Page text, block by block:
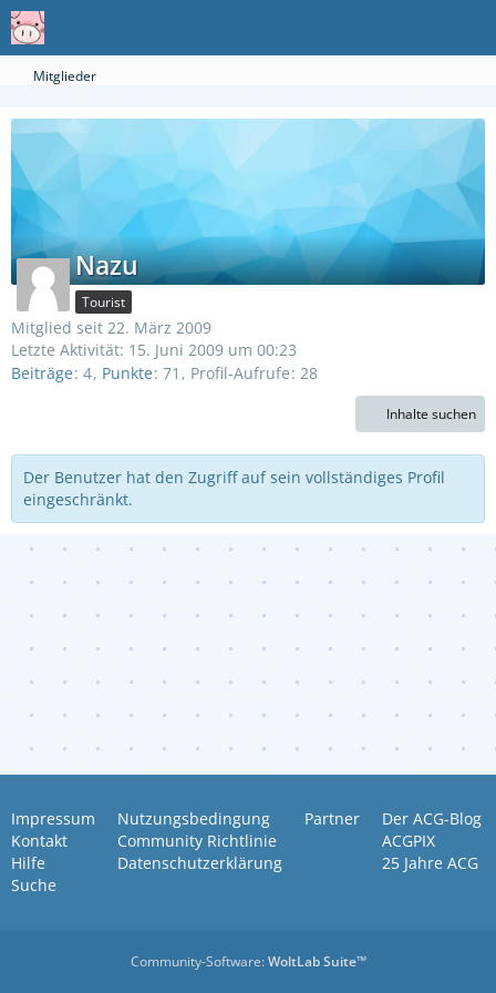
Mitglieder
Nazu
Tourist
Mitglied seit 22. März 2009
Letzte Aktivität: 15. Juni 2009 um 00:23
Beiträge 4 Punkte 71 Profil-Aufrufe 28
Inhalte suchen
Der Benutzer hat den Zugriff auf sein vollständiges Profil
eingeschränkt.
Impressum
Kontakt
Hilfe
Suche
Nutzungsbedingung
Community Richtlinie
Datenschutzerklärung
Partner
Der ACG-Blog
ACGPIX
25 Jahre ACG
Community-Software:WoltLab Suite™